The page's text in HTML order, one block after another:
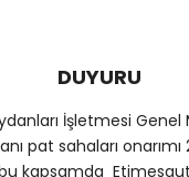
DUYURU
İşletmesi
pat sahaları
kapsamda Etimesgut